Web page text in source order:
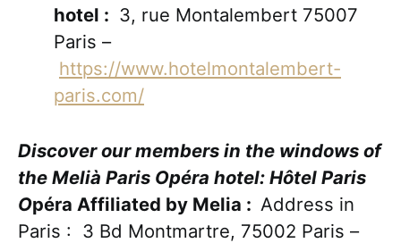
hotel : 3, rue Montalembert 75007
Paris –
https://www.hotelmontalembert-
paris.com/
Discover our members in the windows of
the Melià Paris Opéra hotel: Hôtel Paris
Opéra Affiliated by Melia : Address in
Paris : 3 Bd Montmartre, 75002 Paris –